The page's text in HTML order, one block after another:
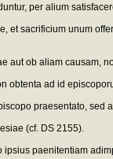
per alium
et sacrificium unum
aut ob aliam causam,
obtenta ad id
praesentato, sed
(cf. DS 2155).
ipsius paenitentiam